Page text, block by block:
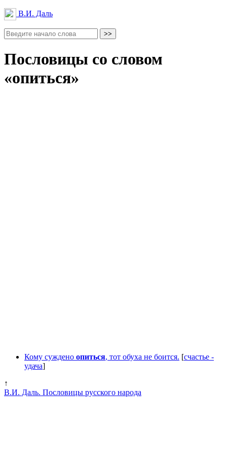
В.И. Даль
Пословицы со словом
«опиться»
Кому суждено опиться, тот обуха не боится. [счастье -
удача]
↑
В.И. Даль. Пословицы русского народа